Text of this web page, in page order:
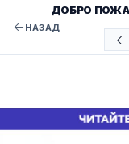
НАЗАД
ДОБРО